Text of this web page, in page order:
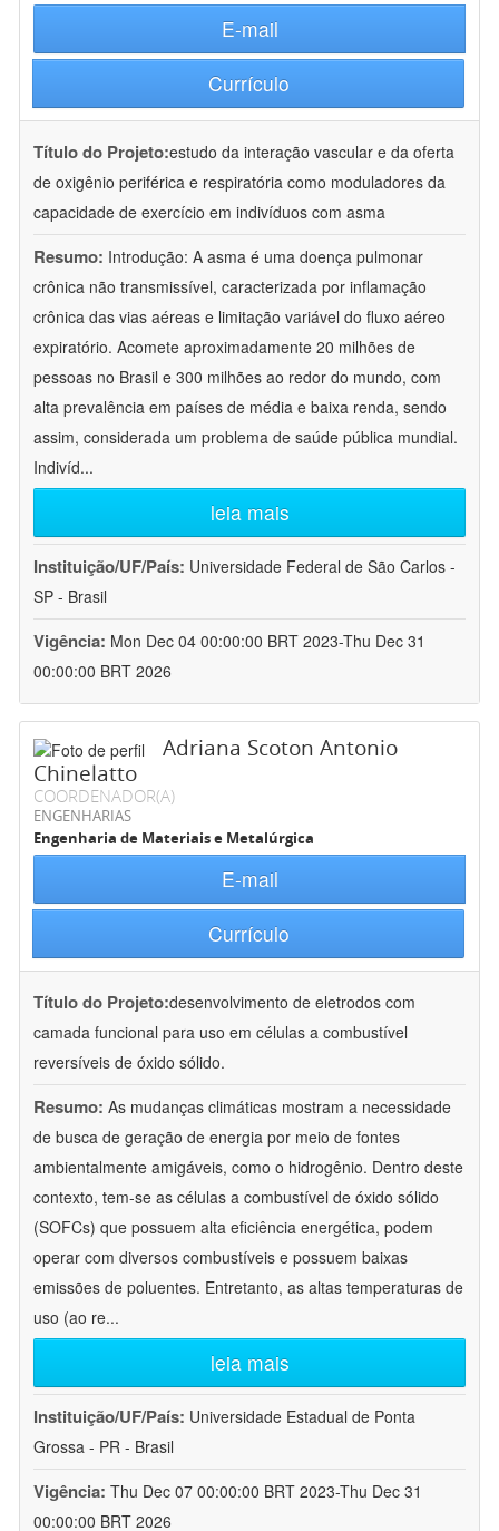
E-mail
Currículo
Título do Projeto:estudo da interação vascular e da oferta
de oxigênio periférica e respiratória como moduladores da
capacidade de exercício em indivíduos com asma
Resumo: Introdução: A asma é uma doença pulmonar
crônica não transmissível, caracterizada por inflamação
crônica das vias aéreas e limitação variável do fluxo aéreo
expiratório. Acomete aproximadamente 20 milhões de
pessoas no Brasil e 300 milhões ao redor do mundo, com
alta prevalência em países de média e baixa renda, sendo
assim, considerada um problema de saúde pública mundial.
Indivíd...
leia mais
Instituição/UF/País: Universidade Federal de São Carlos -
SP - Brasil
Vigência: Mon Dec 04 00:00:00 BRT 2023-Thu Dec 31
00:00:00 BRT 2026
Adriana Scoton Antonio
Chinelatto
COORDENADOR(A)
ENGENHARIAS
Engenharia de Materiais e Metalúrgica
E-mail
Currículo
Título do Projeto:desenvolvimento de eletrodos com
camada funcional para uso em células a combustível
reversíveis de óxido sólido.
Resumo: As mudanças climáticas mostram a necessidade
de busca de geração de energia por meio de fontes
ambientalmente amigáveis, como o hidrogênio. Dentro deste
contexto, tem-se as células a combustível de óxido sólido
(SOFCs) que possuem alta eficiência energética, podem
operar com diversos combustíveis e possuem baixas
emissões de poluentes. Entretanto, as altas temperaturas de
uso (ao re...
leia mais
Instituição/UF/País: Universidade Estadual de Ponta
Grossa - PR - Brasil
Vigência: Thu Dec 07 00:00:00 BRT 2023-Thu Dec 31
00:00:00 BRT 2026